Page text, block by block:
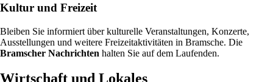
Kultur und Freizeit
Bleiben Sie informiert über kulturelle Veranstaltungen, Konzerte,
Ausstellungen und weitere Freizeitaktivitäten in Bramsche. Die
Bramscher Nachrichten halten Sie auf dem Laufenden.
Wirtschaft und Lokales